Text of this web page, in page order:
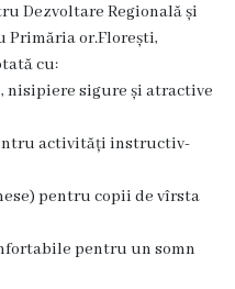
Dezvoltare Regională și
Primăria or.Florești,
cu:
nisipiere sigure și atractive
activități instructiv-
pentru copii de vîrsta
pentru un somn